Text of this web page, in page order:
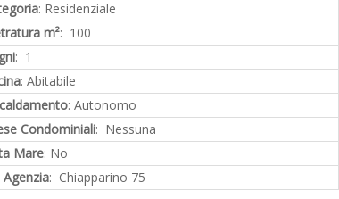
: Residenziale
m²: 100
: 1
: Abitabile
: Autonomo
Condominiali: Nessuna
Mare: No
Agenzia: Chiapparino 75